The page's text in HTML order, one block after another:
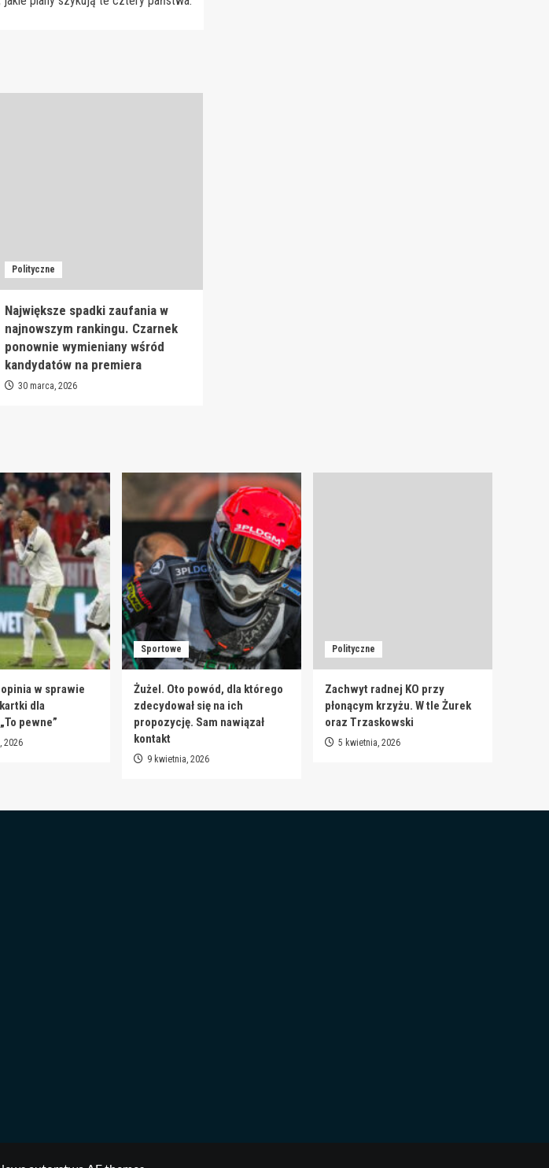
Polityczne
Największe spadki zaufania w
najnowszym rankingu. Czarnek
ponownie wymieniany wśród
kandydatów na premiera
30 marca, 2026
w sprawie
dla
pewne”
2026
Sportowe
Żużel. Oto powód, dla którego
zdecydował się na ich
propozycję. Sam nawiązał
kontakt
9 kwietnia, 2026
Polityczne
Zachwyt radnej KO przy
płonącym krzyżu. W tle Żurek
oraz Trzaskowski
5 kwietnia, 2026